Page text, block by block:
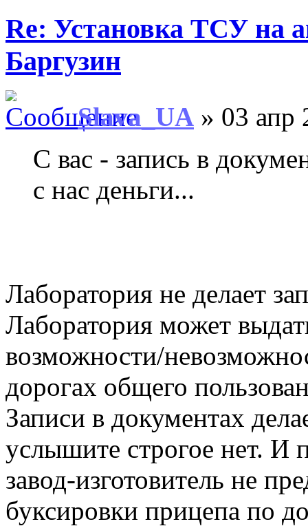
Re: Установка ТСУ на
Баргузин
Slava_UA » 03 апр
С вас - запись в
с нас деньги...
Лаборатория не делает
Лаборатория может
возможности/
дорогах общего
Записи в документах
услышите строгое нет. И
завод-изготовитель не
буксировки прицепа по